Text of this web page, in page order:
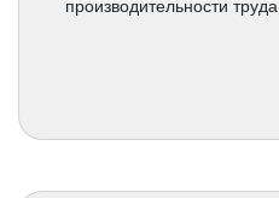
производительности труда